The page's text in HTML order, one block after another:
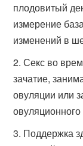
плодовитый
измерение
изменений в
Секс во
зачатие,
овуляции или
овуляционного
Поддержка